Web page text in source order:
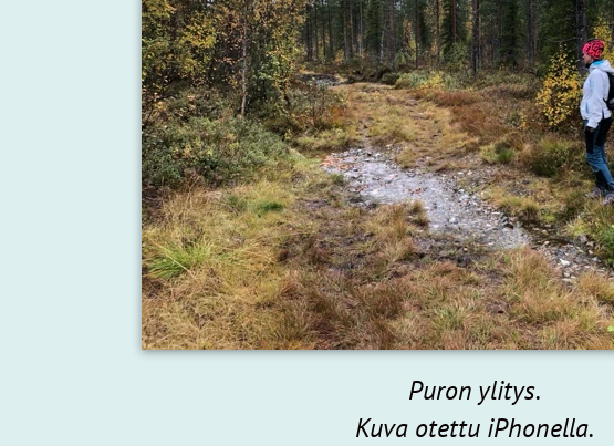
Puron ylitys.
Kuva otettu iPhonella.